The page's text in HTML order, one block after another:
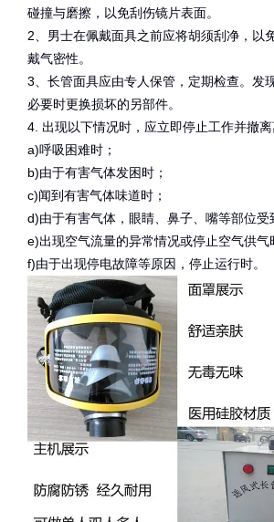
碰撞与磨擦，以免刮伤镜片表面。
2、男士在佩戴面具之前应将胡须刮净，以
戴气密性。
3、长管面具应由专人保管，定期检查。发
必要时更换损坏的另部件。
4. 出现以下情况时，应立即停止工作并撤
a)呼吸困难时；
b)由于有害气体发困时；
c)闻到有害气体味道时；
d)由于有害气体，眼睛、鼻子、嘴等部位受
e)出现空气流量的异常情况或停止空气供气
f)由于出现停电故障等原因，停止运行时。